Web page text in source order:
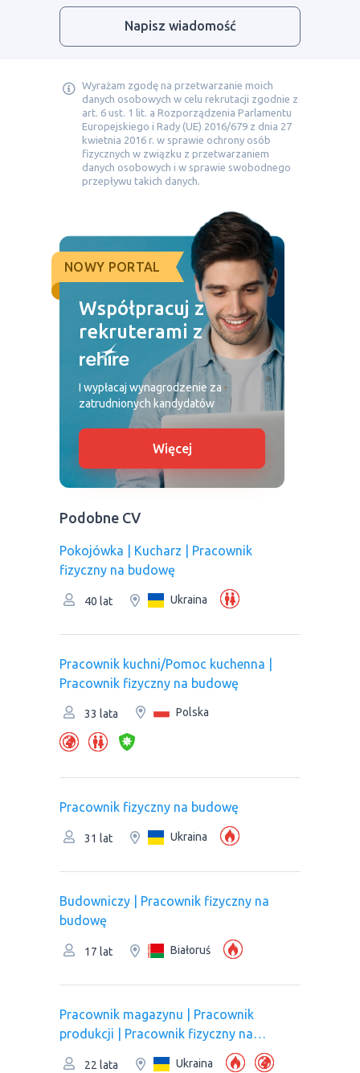
Napisz wiadomość
Wyrażam zgodę na przetwarzanie moich
danych osobowych w celu rekrutacji zgodnie z
art. 6 ust. 1 lit. a Rozporządzenia Parlamentu
Europejskiego i Rady (UE) 2016/679 z dnia 27
kwietnia 2016 r. w sprawie ochrony osób
fizycznych w związku z przetwarzaniem
danych osobowych i w sprawie swobodnego
przepływu takich danych.
NOWY PORTAL
Współpracuj z
rekruterami z
I wypłacaj wynagrodzenie za
zatrudnionych kandydatów
Więcej
Podobne CV
Pokojówka | Kucharz | Pracownik
fizyczny na budowę
40 lat Ukraina
Pracownik kuchni/Pomoc kuchenna |
Pracownik fizyczny na budowę
33 lata Polska
Pracownik fizyczny na budowę
31 lat Ukraina
Budowniczy | Pracownik fizyczny na
budowę
17 lat Białoruś
Рracownik magazynu | Pracownik
produkcji | Pracownik fizyczny na
22 lata Ukraina